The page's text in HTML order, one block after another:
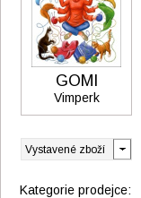
GOMI
Vimperk
Kategorie prodejce: